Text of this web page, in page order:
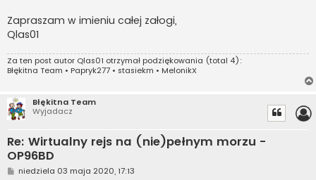
Zapraszam w imieniu całej załogi,
Qlas01
Za ten post autor Qlas01 otrzymał podziękowania (total 4):
Błękitna Team • Papryk277 • stasiekm • MelonikX
Błękitna Team
Wyjadacz
Re: Wirtualny rejs na (nie)pełnym morzu -
OP96BD
Pniedziela 03 maja 2020, 17:13